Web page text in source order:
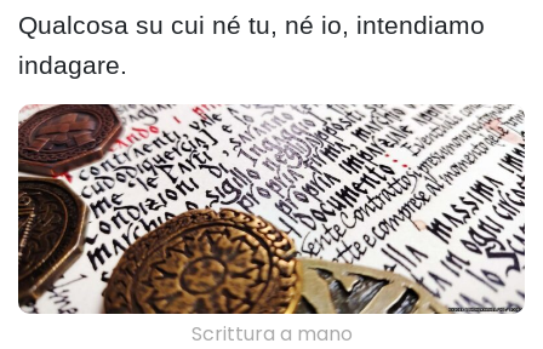
Qualcosa su cui né tu, né io, intendiamo
indagare.
Scrittura a mano